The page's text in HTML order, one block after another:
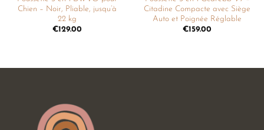
Chien – Noir, Pliable, jusqu’à
22 kg
€129.00
Citadine Compacte avec Siège
Auto et Poignée Réglable
€159.00